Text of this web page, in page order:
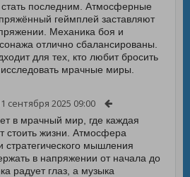
последним. Атмосферные
геймплей заставляют
Механика боя и
отлично сбалансированы.
для тех, кто любит бросить
мрачные миры.
сентября 2025 09:00
в мрачный мир, где каждая
стоить жизни. Атмосфера
стратегического мышления
в напряжении от начала до
радует глаз, а музыка